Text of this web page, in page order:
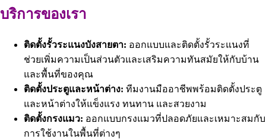
บริการของเรา
ติดตั้งรั้วระแนงบังสายตา: ออกแบบและติดตั้งรั้วระแนงที่
ช่วยเพิ่มความเป็นส่วนตัวและเสริมความทันสมัยให้กับบ้าน
และพื้นที่ของคุณ
ติดตั้งประตูและหน้าต่าง: ทีมงานมืออาชีพพร้อมติดตั้งประตู
และหน้าต่างให้แข็งแรง ทนทาน และสวยงาม
ติดตั้งกรงแมว: ออกแบบกรงแมวที่ปลอดภัยและเหมาะสมกับ
การใช้งานในพื้นที่ต่างๆ